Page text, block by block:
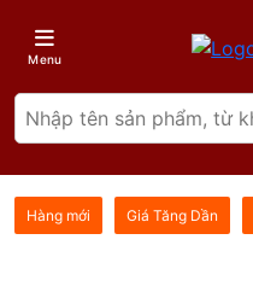
Menu
Hàng mới Giá Tăng Dần